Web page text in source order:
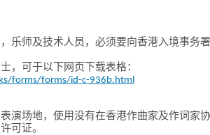
乐师及技术人员，必须要向香港入境事务署
，可于以下网页下载表格：
forms/forms/id-c-936b.html
演场地，使用没有在香港作曲家及作词家协
可证。